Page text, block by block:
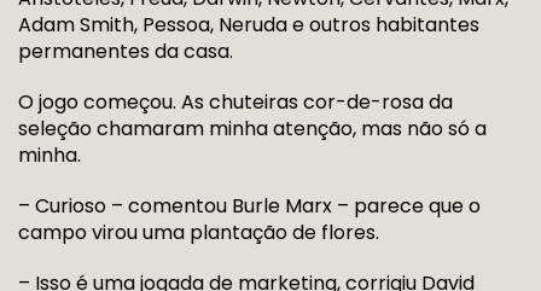
Adam Smith, Pessoa, Neruda e outros habitantes
permanentes da casa.
O jogo começou. As chuteiras cor-de-rosa da
seleção chamaram minha atenção, mas não só a
minha.
– Curioso – comentou Burle Marx – parece que o
campo virou uma plantação de flores.
– Isso é uma jogada de marketing, corrigiu David